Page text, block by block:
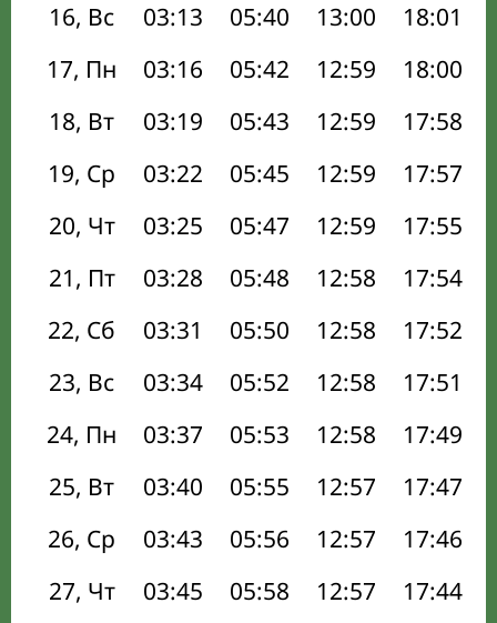
16, Вс
03:13 05:40 13:00 18:01
17, Пн
03:16 05:42 12:59 18:00
18, Вт
03:19 05:43 12:59 17:58
19, Ср
03:22 05:45 12:59 17:57
20, Чт
03:25 05:47 12:59 17:55
21, Пт
03:28 05:48 12:58 17:54
22, Сб
03:31 05:50 12:58 17:52
23, Вс
03:34 05:52 12:58 17:51
24, Пн
03:37 05:53 12:58 17:49
25, Вт
03:40 05:55 12:57 17:47
26, Ср
03:43 05:56 12:57 17:46
27, Чт
03:45 05:58 12:57 17:44